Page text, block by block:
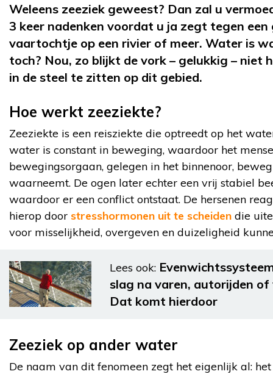
Weleens zeeziek geweest? Dan zal u
3 keer nadenken voordat u ja zegt tegen een
vaartochtje op een rivier of meer. Water is
toch? Nou, zo blijkt de vork – gelukkig – niet
in de steel te zitten op dit gebied.
Hoe werkt zeeziekte?
Zeeziekte is een reisziekte die optreedt op het
water is constant in beweging, waardoor het
bewegingsorgaan, gelegen in het binnenoor,
waarneemt. De ogen later echter een vrij stabiel
waardoor er een conflict ontstaat. De hersenen
hierop door stresshormonen uit te scheiden die
voor misselijkheid, overgeven en duizeligheid
Lees ook:
slag na varen, autorijden of
Dat komt hierdoor
Zeeziek op ander water
De naam van dit fenomeen zegt het eigenlijk al: